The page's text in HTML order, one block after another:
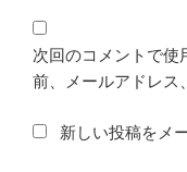
次回のコメントで使
前、メールアドレス
新しい投稿をメ